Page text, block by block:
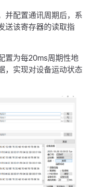
并配置通讯周期后，系
送该寄存器的读取指
置为每20ms周期性地
，实现对设备运动状态